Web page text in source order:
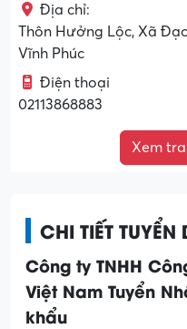
Địa chỉ:
Thôn Hưởng Lộc, Xã
Vĩnh Phúc
Điện thoại
02113868883
Xem
CHI TIẾT TUYỂN
Công ty TNHH
Việt Nam Tuyển
khẩu